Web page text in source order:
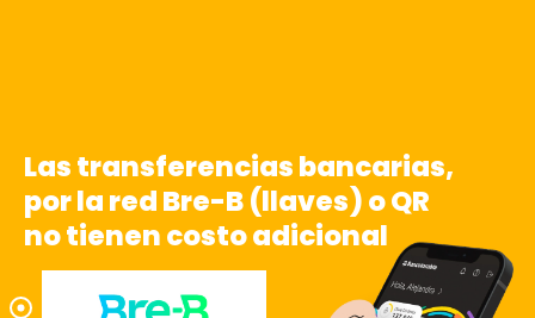
Las transferencias bancarias,
por la red Bre-B (llaves) o QR
no tienen costo adicional